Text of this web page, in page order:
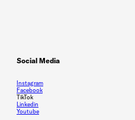
Social Media
Instagram
Facebook
TikTok
Linkedin
Youtube